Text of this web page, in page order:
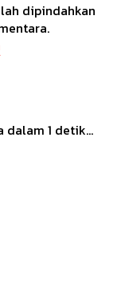
dipindahkan
dalam 1 detik...